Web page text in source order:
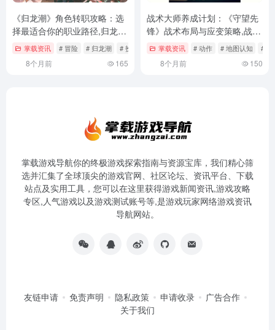
《归龙潮》角色转职攻略：选
择最适合你的职业路径,归龙潮
角色装备推荐
掌载资讯 # 冒险 # 归龙潮 # 扮演
8个月前 165
战术大师养成计划：《守望先
锋》战术布局与应变策略,战术
大师电脑版下载
掌载资讯 # 动作 # 地图认知 # 实
8个月前 150
掌载游戏导航你的终极游戏探索指南与资源宝库，我们精心筛
选并汇集了全球顶尖的游戏官网、社区论坛、资讯平台、下载
站点及实用工具，您可以在这里获得游戏新闻资讯,游戏攻略
专区,人气游戏以及游戏测试账号等,是游戏玩家网络游戏资讯
导航网站。
友链申请 免责声明 隐私政策 申请收录
广告合作
关于我们